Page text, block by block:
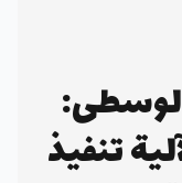
تنفيذ